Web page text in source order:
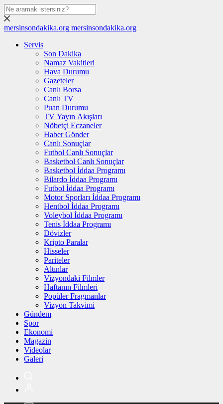
mersinsondakika.org mersinsondakika.org
Servis
Son Dakika
Namaz Vakitleri
Hava Durumu
Gazeteler
Canlı Borsa
Canlı TV
Puan Durumu
TV Yayın Akışları
Nöbetçi Eczaneler
Haber Gönder
Canlı Sonuçlar
Futbol Canlı Sonuçlar
Basketbol Canlı Sonuçlar
Basketbol İddaa Programı
Bilardo İddaa Programı
Futbol İddaa Programı
Motor Sporları İddaa Programı
Hentbol İddaa Programı
Voleybol İddaa Programı
Tenis İddaa Programı
Dövizler
Kripto Paralar
Hisseler
Pariteler
Altınlar
Vizyondaki Filmler
Haftanın Filmleri
Popüler Fragmanlar
Vizyon Takvimi
Gündem
Spor
Ekonomi
Magazin
Videolar
Galeri